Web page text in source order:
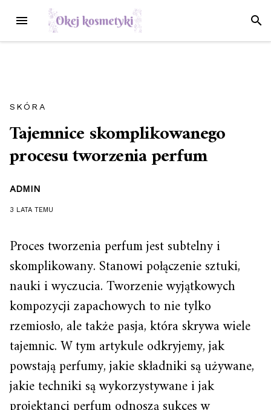
treści
MENU
SKÓRA
Tajemnice skomplikowanego
procesu tworzenia perfum
ADMIN
3 LATA TEMU
Proces tworzenia perfum jest subtelny i
skomplikowany. Stanowi połączenie sztuki,
nauki i wyczucia. Tworzenie wyjątkowych
kompozycji zapachowych to nie tylko
rzemiosło, ale także pasja, która skrywa wiele
tajemnic. W tym artykule odkryjemy, jak
powstają perfumy, jakie składniki są używane,
jakie techniki są wykorzystywane i jak